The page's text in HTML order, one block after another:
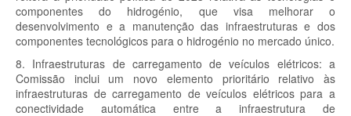
componentes do hidrogénio, que visa melhorar o
desenvolvimento e a manutenção das infraestruturas e dos
componentes tecnológicos para o hidrogénio no mercado único.
8. Infraestruturas de carregamento de veículos elétricos: a
Comissão inclui um novo elemento prioritário relativo às
infraestruturas de carregamento de veículos elétricos para a
conectividade automática entre a infraestrutura de